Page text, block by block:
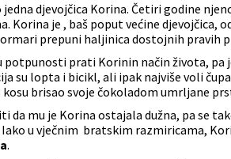
jedna djevojčica Korina. Četiri godine
Korina je , baš poput većine
prepuni haljinica dostojnih pravih
potpunosti prati Korinin način života,
su lopta i bicikl, ali ipak najviše voli
brisao svoje čokoladom umrljane
da mu je Korina ostajala dužna, pa se
u vječnim bratskim razmiricama,
.